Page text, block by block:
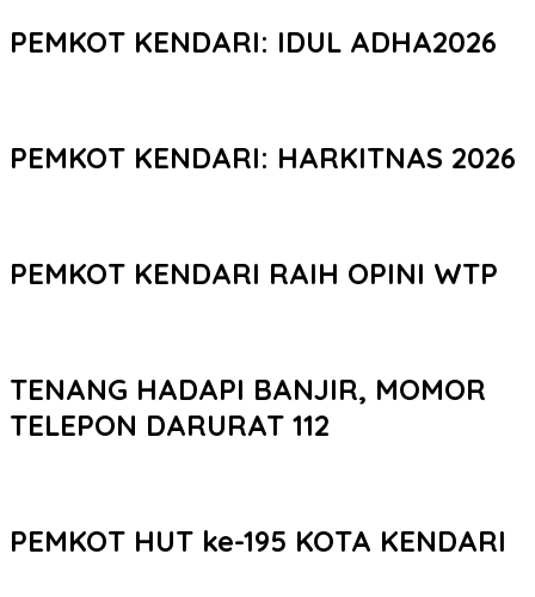
PEMKOT KENDARI: IDUL ADHA2026
PEMKOT KENDARI: HARKITNAS 2026
PEMKOT KENDARI RAIH OPINI WTP
TENANG HADAPI BANJIR, MOMOR
TELEPON DARURAT 112
PEMKOT HUT ke-195 KOTA KENDARI